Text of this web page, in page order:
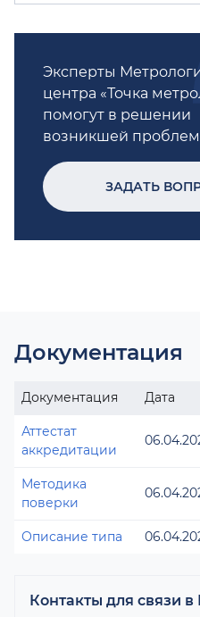
Эксперты
центра «Точка
помогут в решении
возникшей
ЗАДАТЬ
Документация
Документация Дата
Аттестат
аккредитации
Методика
поверки
Описание типа
Контакты для связи